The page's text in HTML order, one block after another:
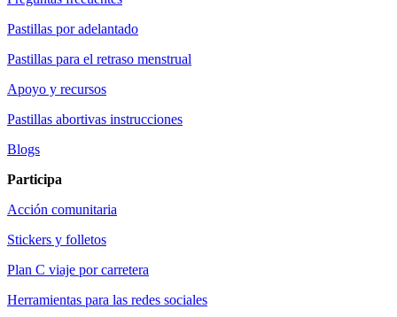
Pastillas por adelantado
Pastillas para el retraso menstrual
Apoyo y recursos
Pastillas abortivas instrucciones
Blogs
Participa
Acción comunitaria
Stickers y folletos
Plan C viaje por carretera
Herramientas para las redes sociales